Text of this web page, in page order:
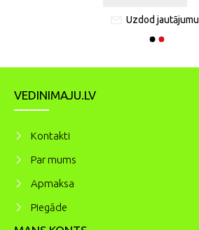
Uzdod jautājumu
VEDINIMAJU.LV
Kontakti
Par mums
Apmaksa
Piegāde